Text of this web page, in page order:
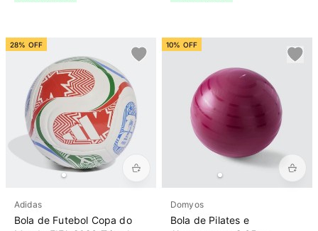
28% OFF
Adidas
Bola de Futebol Copa do
10% OFF
Domyos
Bola de Pilates e